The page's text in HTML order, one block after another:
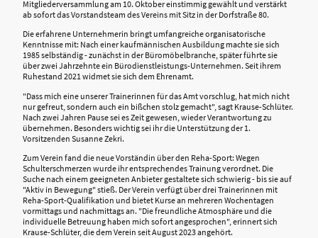
Mitgliederversammlung am 10. Oktober einstimmig gewählt und verstärkt
ab sofort das Vorstandsteam des Vereins mit Sitz in der Dorfstraße 80.
Die erfahrene Unternehmerin bringt umfangreiche organisatorische
Kenntnisse mit: Nach einer kaufmännischen Ausbildung machte sie sich
1985 selbständig - zunächst in der Büromöbelbranche, später führte sie
über zwei Jahrzehnte ein Bürodienstleistungs-Unternehmen. Seit ihrem
Ruhestand 2021 widmet sie sich dem Ehrenamt.
"Dass mich eine unserer Trainerinnen für das Amt vorschlug, hat mich nicht
nur gefreut, sondern auch ein bißchen stolz gemacht", sagt Krause-Schlüter.
Nach zwei Jahren Pause sei es Zeit gewesen, wieder Verantwortung zu
übernehmen. Besonders wichtig sei ihr die Unterstützung der 1.
Vorsitzenden Susanne Zekri.
Zum Verein fand die neue Vorständin über den Reha-Sport: Wegen
Schulterschmerzen wurde ihr entsprechendes Trainung verordnet. Die
Suche nach einem geeigneten Anbieter gestaltete sich schwierig - bis sie auf
"Aktiv in Bewegung" stieß. Der Verein verfügt über drei Trainerinnen mit
Reha-Sport-Qualifikation und bietet Kurse an mehreren Wochentagen
vormittags und nachmittags an. "Die freundliche Atmosphäre und die
individuelle Betreuung haben mich sofort angesprochen", erinnert sich
Krause-Schlüter, die dem Verein seit August 2023 angehört.